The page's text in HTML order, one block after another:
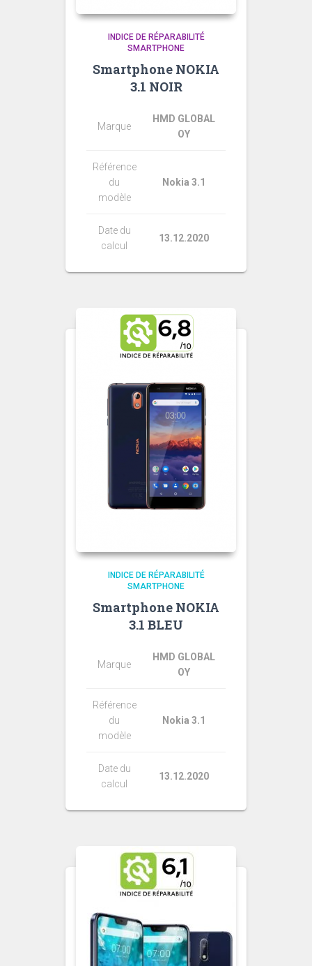
INDICE DE RÉPARABILITÉ
SMARTPHONE
Smartphone NOKIA
3.1 NOIR
Marque
HMD GLOBAL
OY
Référence
du
modèle
Nokia 3.1
Date du
calcul
13.12.2020
INDICE DE RÉPARABILITÉ
SMARTPHONE
Smartphone NOKIA
3.1 BLEU
Marque
HMD GLOBAL
OY
Référence
du
modèle
Nokia 3.1
Date du
calcul
13.12.2020